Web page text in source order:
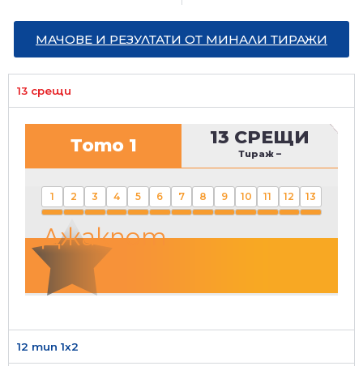
МАЧОВЕ И РЕЗУЛТАТИ ОТ МИНАЛИ ТИРАЖИ
13 срещи
Тото 1 13 СРЕЩИ
Тираж –
1 2 3 4 5 6 7 8 9 10 11 12 13
Джакпот
12 тип 1х2